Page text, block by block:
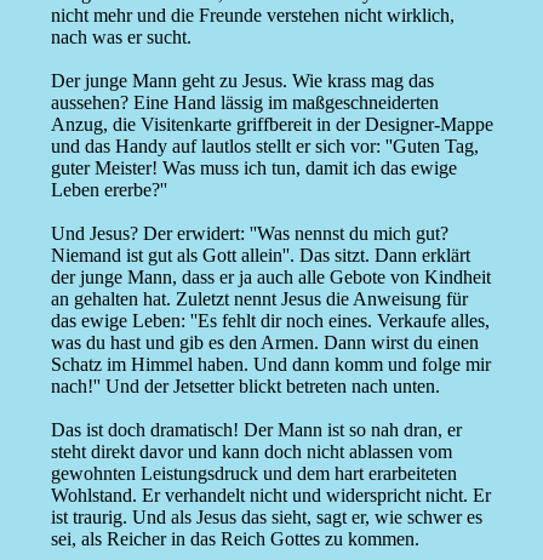
nicht mehr und die Freunde verstehen nicht wirklich,
nach was er sucht.
Der junge Mann geht zu Jesus. Wie krass mag das
aussehen? Eine Hand lässig im maßgeschneiderten
Anzug, die Visitenkarte griffbereit in der Designer-Mappe
und das Handy auf lautlos stellt er sich vor: ''Guten Tag,
guter Meister! Was muss ich tun, damit ich das ewige
Leben ererbe?''
Und Jesus? Der erwidert: ''Was nennst du mich gut?
Niemand ist gut als Gott allein''. Das sitzt. Dann erklärt
der junge Mann, dass er ja auch alle Gebote von Kindheit
an gehalten hat. Zuletzt nennt Jesus die Anweisung für
das ewige Leben: ''Es fehlt dir noch eines. Verkaufe alles,
was du hast und gib es den Armen. Dann wirst du einen
Schatz im Himmel haben. Und dann komm und folge mir
nach!'' Und der Jetsetter blickt betreten nach unten.
Das ist doch dramatisch! Der Mann ist so nah dran, er
steht direkt davor und kann doch nicht ablassen vom
gewohnten Leistungsdruck und dem hart erarbeiteten
Wohlstand. Er verhandelt nicht und widerspricht nicht. Er
ist traurig. Und als Jesus das sieht, sagt er, wie schwer es
sei, als Reicher in das Reich Gottes zu kommen.